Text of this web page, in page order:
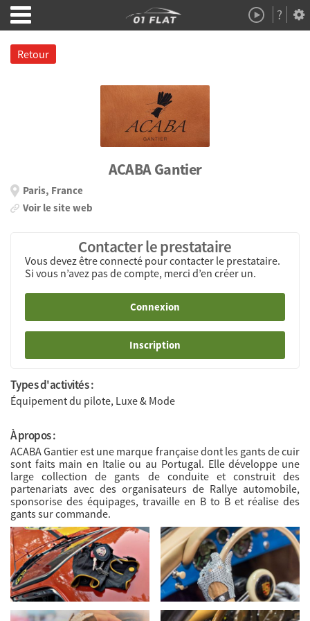
?
Démo
Retour
ACABA Gantier
Paris, France
Voir le site web
Contacter le prestataire
Vous devez être connecté pour contacter le prestataire.
Si vous n’avez pas de compte, merci d’en créer un.
Connexion
Inscription
Types d'activités :
Équipement du pilote, Luxe & Mode
À propos :
ACABA Gantier est une marque française dont les gants de cuir
sont faits main en Italie ou au Portugal. Elle développe une
large collection de gants de conduite et construit des
partenariats avec des organisateurs de Rallye automobile,
sponsorise des équipages, travaille en B to B et réalise des
gants sur commande.